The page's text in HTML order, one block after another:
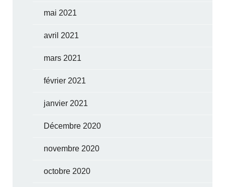
mai 2021
avril 2021
mars 2021
février 2021
janvier 2021
Décembre 2020
novembre 2020
octobre 2020